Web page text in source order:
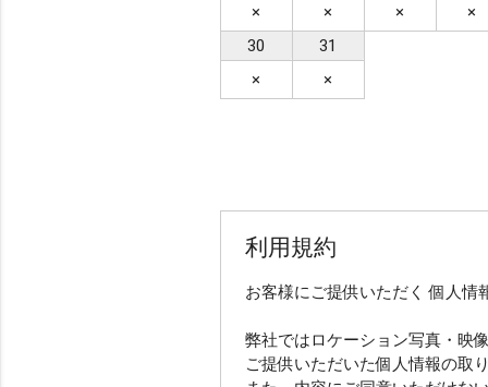
×
× × ×
30
31
×
×
利用規約
お客様にご提供いただく 個人情
弊社ではロケーション写真・映
ご提供いただいた個人情報の取
オプションで選ぶ
ドローン ムービー
その他（限定や割引）